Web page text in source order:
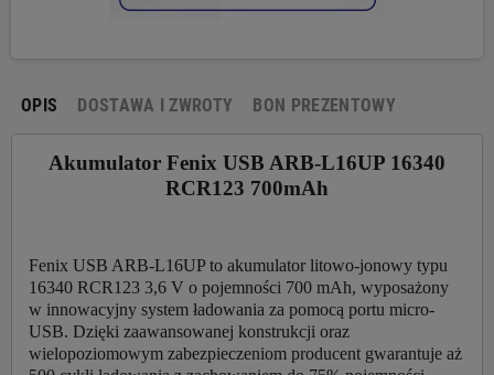
OPIS DOSTAWA I ZWROTY BON PREZENTOWY
Akumulator Fenix USB ARB-L16UP 16340
RCR123 700mAh
Fenix USB ARB-L16UP to akumulator litowo-jonowy typu
16340 RCR123 3,6 V o pojemności 700 mAh, wyposażony
w innowacyjny system ładowania za pomocą portu micro-
USB. Dzięki zaawansowanej konstrukcji oraz
wielopoziomowym zabezpieczeniom producent gwarantuje aż